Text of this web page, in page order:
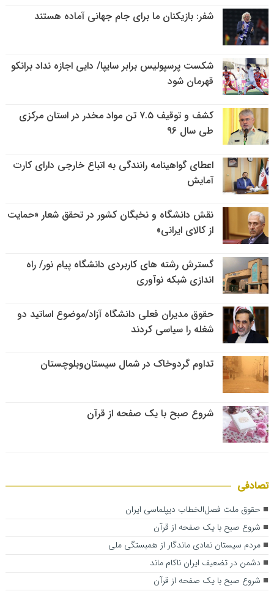
شفر: بازیکنان ما برای جام جهانی آماده هستند
شکست پرسپولیس برابر سایپا/ دایی اجازه نداد برانکو
قهرمان شود
کشف و توقیف ۷.۵ تن مواد مخدر در استان مرکزی
طی سال ۹۶
اعطای گواهینامه رانندگی به اتباع خارجی دارای کارت
آمایش
نقش دانشگاه و نخبگان کشور در تحقق شعار «حمایت
از کالای ایرانی»
گسترش رشته های کاربردی دانشگاه پیام نور/ راه
اندازی شبکه نوآوری
حقوق مدیران فعلی دانشگاه آزاد/موضوع اساتید دو
شغله را سیاسی کردند
تداوم گردوخاک در شمال سیستان‌وبلوچستان
شروع صبح با یک صفحه از قرآن
تصادفی
حقوق ملت فصل‌الخطاب دیپلماسی ایران
شروع صبح با یک صفحه از قرآن
مردم سیستان نمادی ماندگار از همبستگی ملی
دشمن در تضعیف ایران ناکام ماند
شروع صبح با یک صفحه از قرآن